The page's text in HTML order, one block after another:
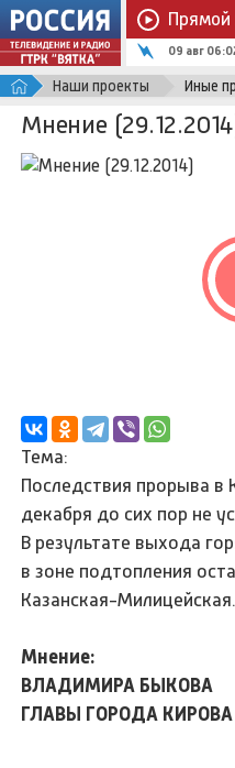
09 авг
Наши проекты Иные
Мнение
Тема:
Последствия прорыва в
декабря до сих пор не
В результате выхода
в зоне подтопления
Казанская-Милицейская.
Мнение:
ВЛАДИМИРА БЫКОВА
ГЛАВЫ ГОРОДА КИРОВА